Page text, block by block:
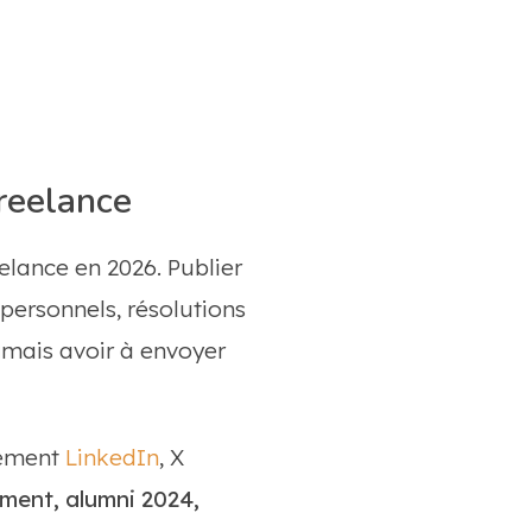
en 2026. Publier
résolutions
avoir à envoyer
LinkedIn, X
alumni 2024,